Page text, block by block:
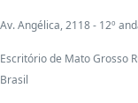
Av. Angélica, 2118 - 12º
Escritório de Mato Grosso
Brasil